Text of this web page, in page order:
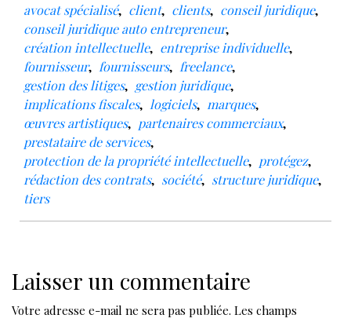
avocat spécialisé, client, clients, conseil juridique,
conseil juridique auto entrepreneur,
création intellectuelle, entreprise individuelle,
fournisseur, fournisseurs, freelance,
gestion des litiges, gestion juridique,
implications fiscales, logiciels, marques,
œuvres artistiques, partenaires commerciaux,
prestataire de services,
protection de la propriété intellectuelle, protégez,
rédaction des contrats, société, structure juridique,
tiers
Laisser un commentaire
Votre adresse e-mail ne sera pas publiée. Les champs